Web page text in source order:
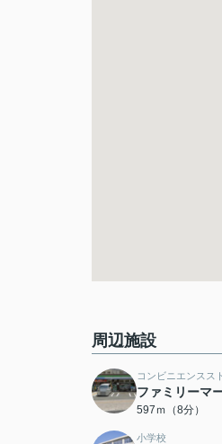
周辺施設
コンビニエンスス
ファミリーマ
597ｍ（8分）
小学校